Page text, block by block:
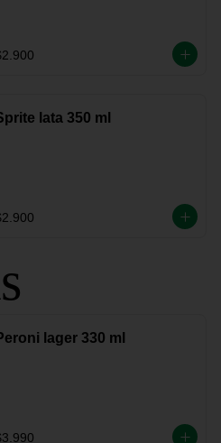
lata 350 ml
lager 330 ml